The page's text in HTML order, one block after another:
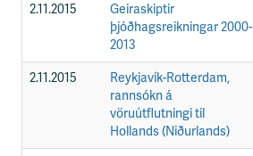
2.11.2015
Geiraskiptir
þjóðhagsreikningar 2000-
2013
2.11.2015
Reykjavík-Rotterdam,
rannsókn á
vöruútflutningi til
Hollands (Niðurlands)